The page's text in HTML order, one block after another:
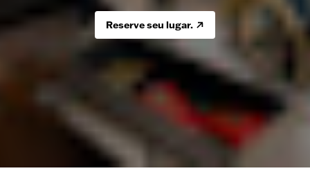
Reserve seu lugar.